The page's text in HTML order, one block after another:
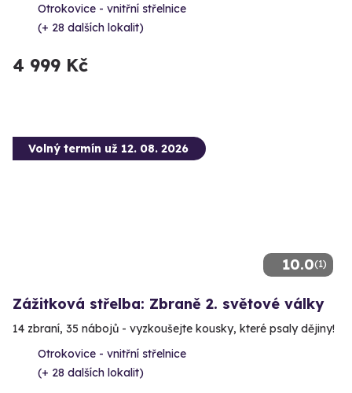
Otrokovice - vnitřní střelnice
(+ 28 dalších lokalit)
4 999 Kč
10.0(1)
Volný termín už 12. 08. 2026
Zážitková střelba: Zbraně 2. světové války
14 zbraní, 35 nábojů - vyzkoušejte kousky, které psaly dějiny!
Otrokovice - vnitřní střelnice
(+ 28 dalších lokalit)